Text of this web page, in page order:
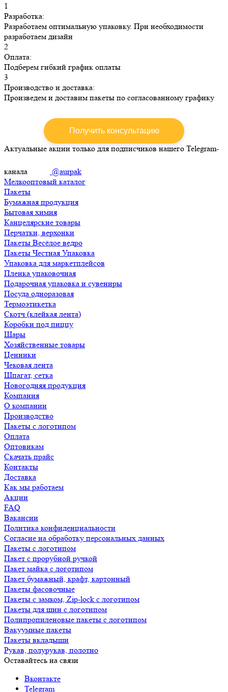
1
Разработка:
Разработаем оптимальную упаковку. При необходимости
разработаем дизайн
2
Оплата:
Подберем гибкий график оплаты
3
Производство и доставка:
Произведем и доставим пакеты по согласованному графику
Получить консультацию
Актуальные акции только для подписчиков нашего Telegram-
канала
@aurpak
Мелкооптовый каталог
Пакеты
Бумажная продукция
Бытовая химия
Канцелярские товары
Перчатки, верхонки
Пакеты Весёлое ведро
Пакеты Честная Упаковка
Упаковка для маркетплейсов
Пленка упаковочная
Подарочная упаковка и сувениры
Посуда одноразовая
Термоэтикетка
Скотч (клейкая лента)
Коробки под пиццу
Шары
Хозяйственные товары
Ценники
Чековая лента
Шпагат, сетка
Новогодняя продукция
Компания
О компании
Производство
Пакеты с логотипом
Оплата
Оптовикам
Скачать прайс
Контакты
Доставка
Как мы работаем
Акции
FAQ
Вакансии
Политика конфиденциальности
Согласие на обработку персональных данных
Пакеты с логотипом
Пакет с прорубной ручкой
Пакет майка с логотипом
Пакет бумажный, крафт, картонный
Пакеты фасовочные
Пакеты с замком, Zip-lock с логотипом
Пакеты для шин с логотипом
Полипропиленовые пакеты с логотипом
Вакуумные пакеты
Пакеты вкладыши
Рукав, полурукав, полотно
Оставайтесь на связи
Вконтакте
Telegram